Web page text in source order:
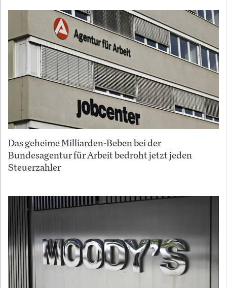
Das geheime Milliarden-Beben bei der
Bundesagentur für Arbeit bedroht jetzt jeden
Steuerzahler